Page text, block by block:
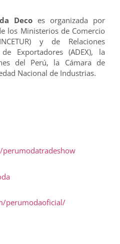
Decoes organizada por
los Ministerios de Comercio
y de Relaciones
Exportadores (ADEX), la
del Perú, la Cámara de
Nacional de Industrias.
perumodaoficial/